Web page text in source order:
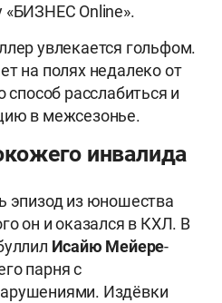
«БИЗНЕС Online».
увлекается гольфом.
на полях недалеко от
расслабиться и
в межсезонье.
инвалида
эпизод из юношества
он и оказался в КХЛ. В
Исайю Мейере-
парня с
Издёвки